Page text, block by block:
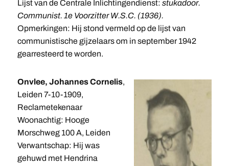
Lijst van de Centrale Inlichtingendienst: stukadoor.
Communist. 1e Voorzitter W.S.C. (1936).
Opmerkingen: Hij stond vermeld op de lijst van
communistische gijzelaars om in september 1942
gearresteerd te worden.
Onvlee, Johannes Cornelis,
Leiden 7-10-1909,
Reclametekenaar
Woonachtig: Hooge
Morschweg 100 A, Leiden
Verwantschap: Hij was
gehuwd met Hendrina